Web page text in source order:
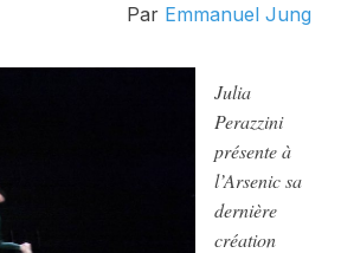
Par Emmanuel Jung
Julia
Perazzini
présente à
l’Arsenic sa
dernière
création